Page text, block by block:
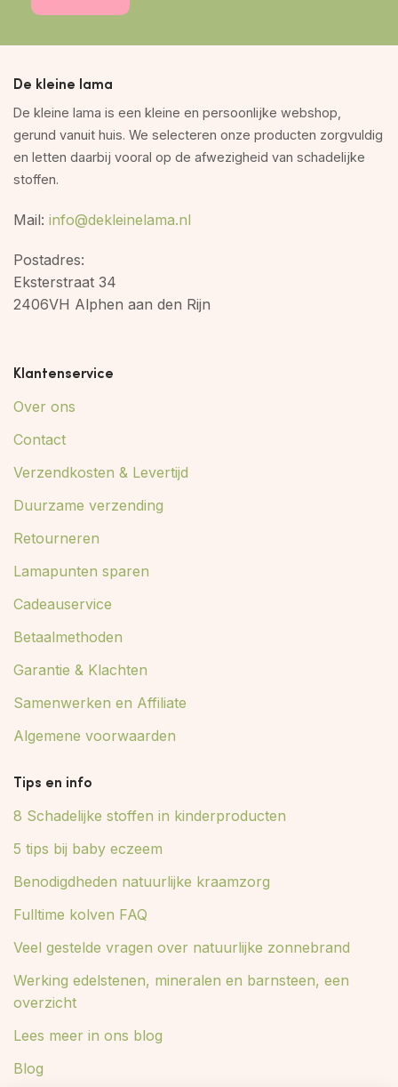
De kleine lama
De kleine lama is een kleine en persoonlijke webshop,
gerund vanuit huis. We selecteren onze producten zorgvuldig
en letten daarbij vooral op de afwezigheid van schadelijke
stoffen.
Mail: info@dekleinelama.nl
Postadres:
Eksterstraat 34
2406VH Alphen aan den Rijn
Klantenservice
Over ons
Contact
Verzendkosten & Levertijd
Duurzame verzending
Retourneren
Lamapunten sparen
Cadeauservice
Betaalmethoden
Garantie & Klachten
Samenwerken en Affiliate
Algemene voorwaarden
Tips en info
8 Schadelijke stoffen in kinderproducten
5 tips bij baby eczeem
Benodigdheden natuurlijke kraamzorg
Fulltime kolven FAQ
Veel gestelde vragen over natuurlijke zonnebrand
Werking edelstenen, mineralen en barnsteen, een
overzicht
Lees meer in ons blog
Blog